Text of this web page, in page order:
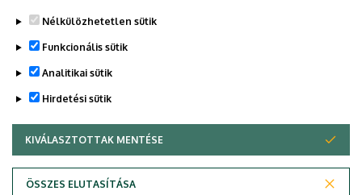
Nélkülözhetetlen sütik
Funkcionális sütik
Analitikai sütik
Hirdetési sütik
KIVÁLASZTOTTAK MENTÉSE
ÖSSZES ELUTASÍTÁSA
WITHDRAW CONSENT